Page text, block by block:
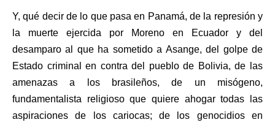
Y, qué decir de lo que pasa en Panamá, de la represión y
la muerte ejercida por Moreno en Ecuador y del
desamparo al que ha sometido a Asange, del golpe de
Estado criminal en contra del pueblo de Bolivia, de las
amenazas a los brasileños, de un misógeno,
fundamentalista religioso que quiere ahogar todas las
aspiraciones de los cariocas; de los genocidios en